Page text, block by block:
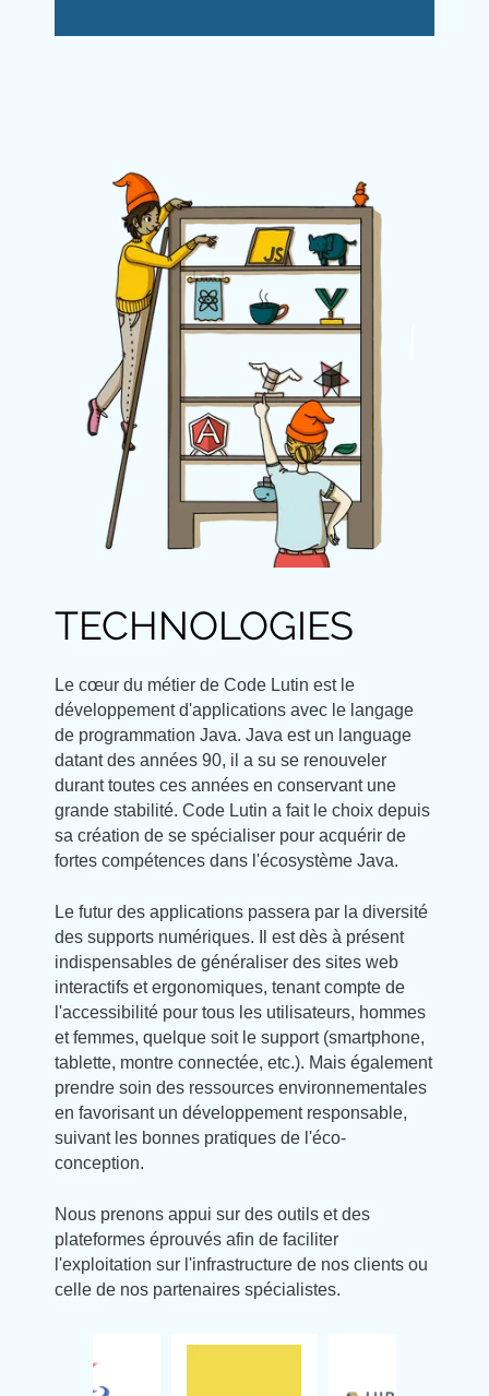
TECHNOLOGIES
Le cœur du métier de Code Lutin est le
développement d'applications avec le langage
de programmation Java. Java est un language
datant des années 90, il a su se renouveler
durant toutes ces années en conservant une
grande stabilité. Code Lutin a fait le choix depuis
sa création de se spécialiser pour acquérir de
fortes compétences dans l'écosystème Java.
Le futur des applications passera par la diversité
des supports numériques. Il est dès à présent
indispensables de généraliser des sites web
interactifs et ergonomiques, tenant compte de
l'accessibilité pour tous les utilisateurs, hommes
et femmes, quelque soit le support (smartphone,
tablette, montre connectée, etc.). Mais également
prendre soin des ressources environnementales
en favorisant un développement responsable,
suivant les bonnes pratiques de l'éco-
conception.
Nous prenons appui sur des outils et des
plateformes éprouvés afin de faciliter
l'exploitation sur l'infrastructure de nos clients ou
celle de nos partenaires spécialistes.